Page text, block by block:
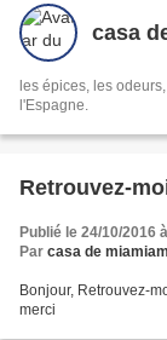
casa
les épices, les odeurs, l'évasion
l'Espagne.
Retrouvez-
Publié le 24/10/2016
Par casa de miamiam
Bonjour, Retrouvez-
merci